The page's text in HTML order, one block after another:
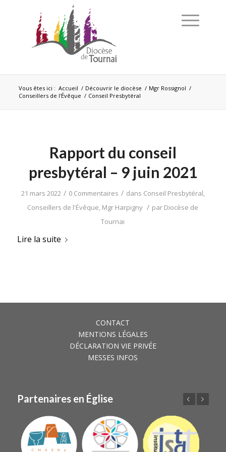
Vous êtes ici : Accueil / Découvrir le diocèse / Mgr Rossignol /
Conseillers de l'Évêque / Conseil Presbytéral
Rapport du conseil
presbytéral – 9 juin 2021
21 mars 2022 / 0 Commentaires / dans Conseil Presbytéral,
Conseillers de l'Évêque, Mgr Harpigny / par Diocèse de
Tournai
Lire la suite
CONTACT
MENTIONS LÉGALES
DÉCLARATION VIE PRIVÉE
MESSES INFOS
Partenaires en Église